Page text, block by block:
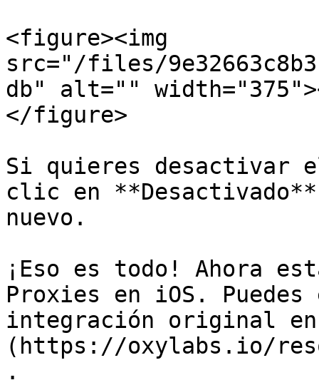
<figure><img
src="/files/
db" alt=""
</figure>
Si quieres desactivar
clic en
nuevo.
¡Eso es todo! Ahora
Proxies en iOS.
integración original
(https://oxylabs.io/
.